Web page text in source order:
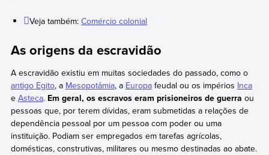
Veja também:Comércio colonial
As origens da escravidão
A escravidão existiu em muitas sociedades do passado, como o
antigo Egito, a Mesopotâmia, a Europafeudal ou os impérios Inca
e Asteca. Em geral, os escravos eram prisioneiros de guerra ou
pessoas que, por terem dívidas, eram submetidas a relações de
dependência pessoal por um pessoa com poder ou uma
instituição. Podiam ser empregados em tarefas agrícolas,
domésticas, construtivas, militares ou mesmo destinadas ao abate.